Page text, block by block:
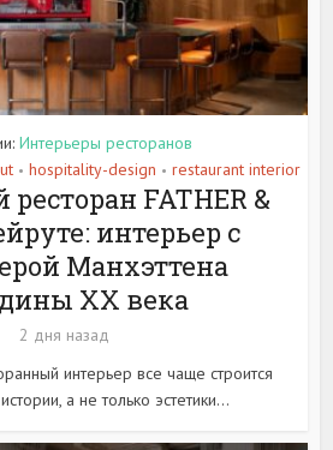
Интерьеры ресторанов
• hospitality-design • restaurant interior
FATHER &
интерьер с
Манхэттена
XX века
2 дня назад
интерьер все чаще строится
а не только эстетики...